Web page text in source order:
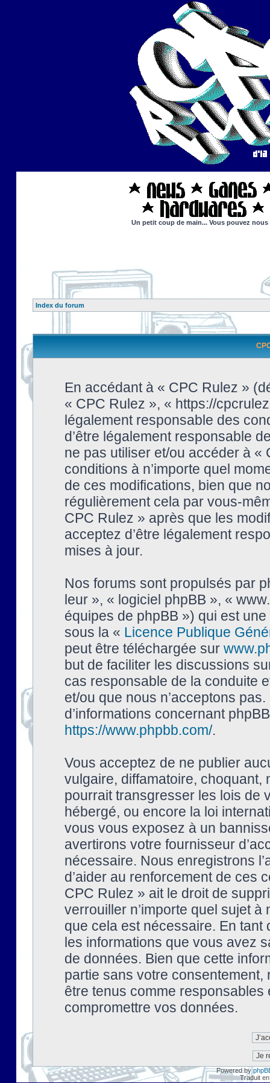
Un petit coup de main... Vous pouvez
Index du forum
En accédant à « CPC Rulez »
« CPC Rulez », « https://
légalement responsable des
d’être légalement responsable
ne pas utiliser et/ou accéder à
conditions à n’importe quel
de ces modifications, bien que
régulièrement cela par vous-
CPC Rulez » après que les
acceptez d’être légalement
mises à jour.
Nos forums sont propulsés par
leur », « logiciel phpBB », «
équipes de phpBB ») qui est
sous la « Licence Publique
peut être téléchargée sur
but de faciliter les discussions
cas responsable de la conduite
et/ou que nous n’acceptons
d’informations concernant
https://www.phpbb.com/.
Vous acceptez de ne publier
vulgaire, diffamatoire, choquant,
pourrait transgresser les lois de
hébergé, ou encore la loi
vous vous exposez à un
avertirons votre fournisseur
nécessaire. Nous enregistrons
d’aider au renforcement de ces
CPC Rulez » ait le droit de
verrouiller n’importe quel sujet à
que cela est nécessaire. En tant
les informations que vous avez
de données. Bien que cette
partie sans votre
être tenus comme
compromettre vos données.
Powered by
Traduit